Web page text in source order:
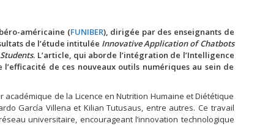
américaine (FUNIBER), dirigée par des enseignants de
de l’étude intitulée Innovative Application of Chatbots
. L’article, qui aborde l’intégration de l’Intelligence
de ces nouveaux outils numériques au sein de
de la Licence en Nutrition Humaine et Diététique
García Villena et Kilian Tutusaus, entre autres. Ce travail
universitaire, encourageant l’innovation technologique